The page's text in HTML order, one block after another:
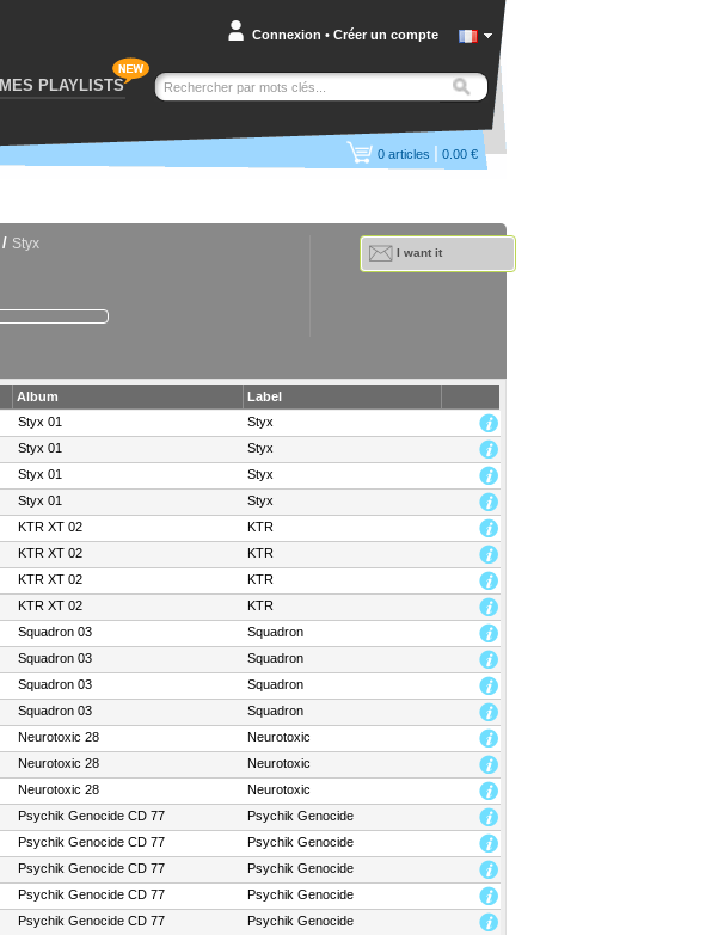
MES PLAYLISTS
Connexion • Créer un compte
0 articles | 0.00 €
/ Styx
I want it
Album
Label
Styx 01
Styx
Styx 01
Styx
Styx 01
Styx
Styx 01
Styx
KTR XT 02
KTR
KTR XT 02
KTR
KTR XT 02
KTR
KTR XT 02
KTR
Squadron 03
Squadron
Squadron 03
Squadron
Squadron 03
Squadron
Squadron 03
Squadron
Neurotoxic 28
Neurotoxic
Neurotoxic 28
Neurotoxic
Neurotoxic 28
Neurotoxic
Psychik Genocide CD 77
Psychik Genocide
Psychik Genocide CD 77
Psychik Genocide
Psychik Genocide CD 77
Psychik Genocide
Psychik Genocide CD 77
Psychik Genocide
Psychik Genocide CD 77
Psychik Genocide